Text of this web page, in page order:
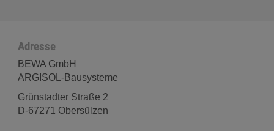
Adresse
BEWA GmbH
ARGISOL-Bausysteme
Grünstadter Straße 2
D-67271 Obersülzen